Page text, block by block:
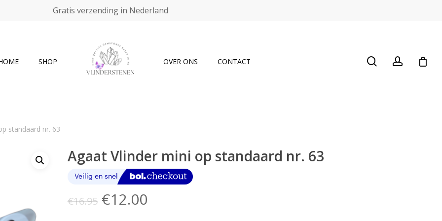
Gratis verzending in Nederland
SHOP OVER ONS CONTACT searchaccount
standaard nr. 63
Agaat Vlinder mini op standaard nr. 63
€16.95 Oorspronkelijke
€12.00Huidige